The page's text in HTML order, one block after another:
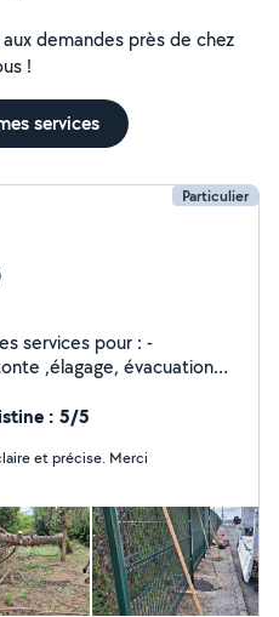
demandes près de chez
!
services
Particulier
,élagage, évacuation
: 5/5
et précise. Merci